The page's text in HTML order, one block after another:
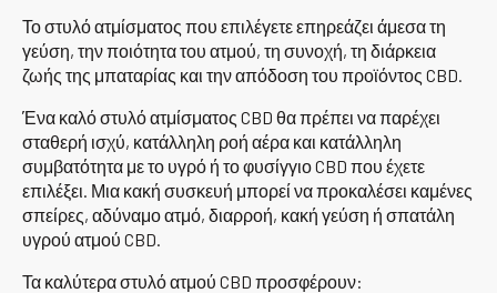
Το στυλό ατμίσματος που επιλέγετε επηρεάζει άμεσα τη
γεύση, την ποιότητα του ατμού, τη συνοχή, τη διάρκεια
ζωής της μπαταρίας και την απόδοση του προϊόντος CBD.
Ένα καλό στυλό ατμίσματος CBD θα πρέπει να παρέχει
σταθερή ισχύ, κατάλληλη ροή αέρα και κατάλληλη
συμβατότητα με το υγρό ή το φυσίγγιο CBD που έχετε
επιλέξει. Μια κακή συσκευή μπορεί να προκαλέσει καμένες
σπείρες, αδύναμο ατμό, διαρροή, κακή γεύση ή σπατάλη
υγρού ατμού CBD.
Τα καλύτερα στυλό ατμού CBD προσφέρουν: